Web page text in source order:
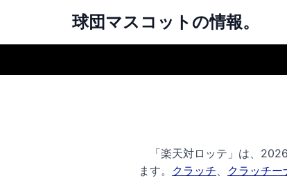
球団マスコットの情報。
「楽天対ロッテ」は、
ます。 クラッチ、 クラッチー